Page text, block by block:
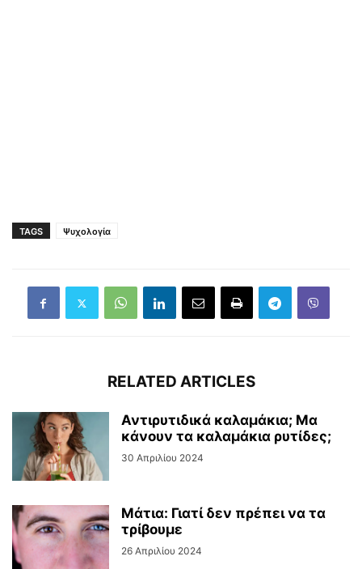
TAGS Ψυχολογία
RELATED ARTICLES
Αντιρυτιδικά καλαμάκια; Μα
κάνουν τα καλαμάκια ρυτίδες;
30 Απριλίου 2024
Μάτια: Γιατί δεν πρέπει να τα
τρίβουμε
26 Απριλίου 2024